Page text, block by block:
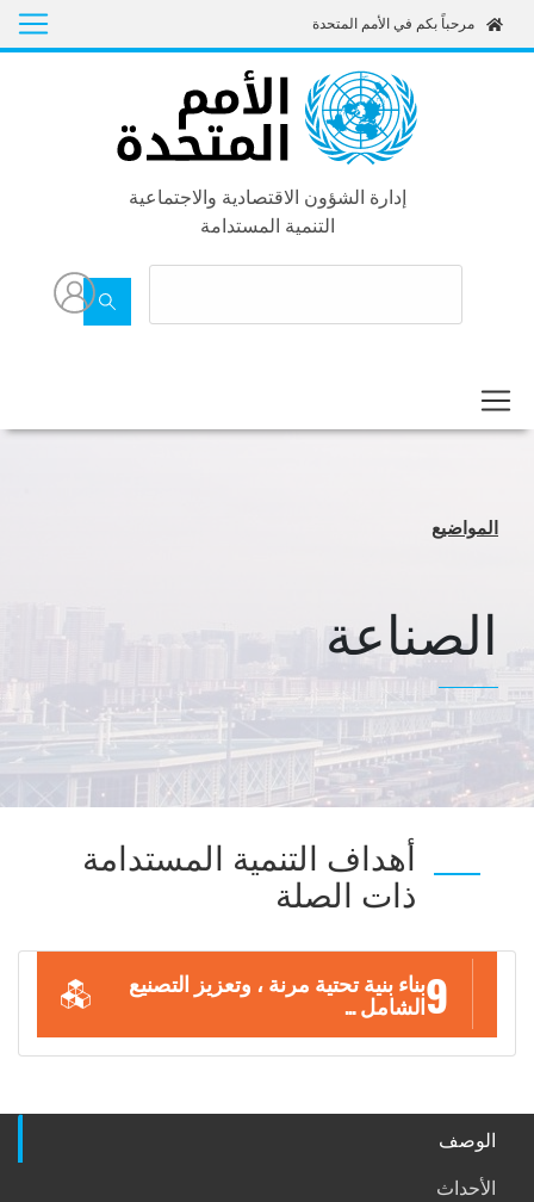
main
content
مرحباً بكم في الأمم المتحدة
إدارة الشؤون الاقتصادية والاجتماعية
التنمية المستدامة
المواضيع
الصناعة
أهداف التنمية المستدامة
ذات الصلة
9بناء بنية تحتية مرنة ، وتعزيز التصنيع
الشامل ...
الوصف
الأحداث